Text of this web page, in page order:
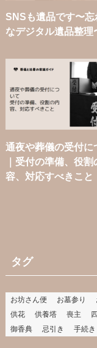
SNSも遺品です〜忘
なデジタル遺品整理
通夜や葬儀の受付に
｜受付の準備、役割
容、対応すべきこと
タグ
お坊さん便 お墓参り
供花
供養塔 喪主
御香典
忌引き 手続き